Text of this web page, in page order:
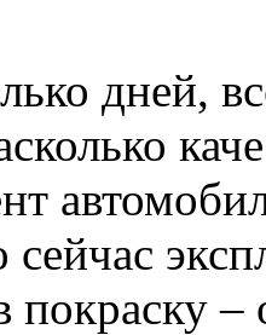
дней,
сейчас
покраску